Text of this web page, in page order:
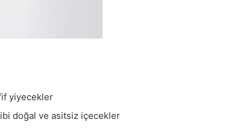
yiyecekler
doğal ve asitsiz içecekler